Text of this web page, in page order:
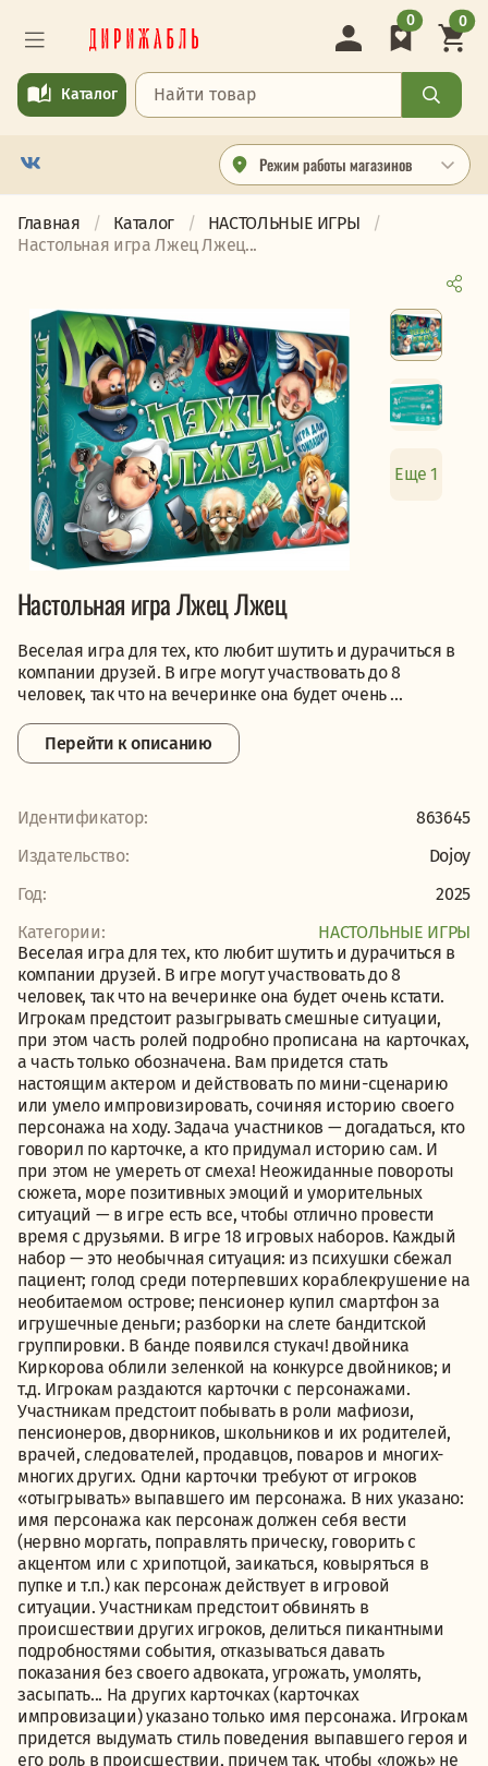
Режим работы магазинов
Каталог
0 0
Главная Каталог
НАСТОЛЬНЫЕ ИГРЫ
Настольная игра Лжец Лжец...
Еще 1
Настольная игра Лжец Лжец
Веселая игра для тех, кто любит шутить и дурачиться в
компании друзей. В игре могут участвовать до 8
человек, так что на вечеринке она будет очень ...
Перейти к описанию
Идентификатор:
863645
Издательство:
Dojoy
Год:
2025
Категории:
НАСТОЛЬНЫЕ ИГРЫ
Веселая игра для тех, кто любит шутить и дурачиться в
компании друзей. В игре могут участвовать до 8
человек, так что на вечеринке она будет очень кстати.
Игрокам предстоит разыгрывать смешные ситуации,
при этом часть ролей подробно прописана на карточках,
а часть только обозначена. Вам придется стать
настоящим актером и действовать по мини-сценарию
или умело импровизировать, сочиняя историю своего
персонажа на ходу. Задача участников — догадаться, кто
говорил по карточке, а кто придумал историю сам. И
при этом не умереть от смеха! Неожиданные повороты
сюжета, море позитивных эмоций и уморительных
ситуаций — в игре есть все, чтобы отлично провести
время с друзьями. В игре 18 игровых наборов. Каждый
набор — это необычная ситуация: из психушки сбежал
пациент; голод среди потерпевших кораблекрушение на
необитаемом острове; пенсионер купил смартфон за
игрушечные деньги; разборки на слете бандитской
группировки. В банде появился стукач! двойника
Киркорова облили зеленкой на конкурсе двойников; и
т.д. Игрокам раздаются карточки с персонажами.
Участникам предстоит побывать в роли мафиози,
пенсионеров, дворников, школьников и их родителей,
врачей, следователей, продавцов, поваров и многих-
многих других. Одни карточки требуют от игроков
«отыгрывать» выпавшего им персонажа. В них указано:
имя персонажа как персонаж должен себя вести
(нервно моргать, поправлять прическу, говорить с
акцентом или с хрипотцой, заикаться, ковыряться в
пупке и т.п.) как персонаж действует в игровой
ситуации. Участникам предстоит обвинять в
происшествии других игроков, делиться пикантными
подробностями события, отказываться давать
показания без своего адвоката, угрожать, умолять,
засыпать... На других карточках (карточках
импровизации) указано только имя персонажа. Игрокам
придется выдумать стиль поведения выпавшего героя и
его роль в происшествии, причем так, чтобы «ложь» не